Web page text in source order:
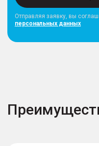
Отправляя заявку, вы
персональных данных